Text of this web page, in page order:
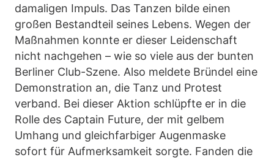
damaligen Impuls. Das Tanzen bilde einen
großen Bestandteil seines Lebens. Wegen der
Maßnahmen konnte er dieser Leidenschaft
nicht nachgehen – wie so viele aus der bunten
Berliner Club-Szene. Also meldete Bründel eine
Demonstration an, die Tanz und Protest
verband. Bei dieser Aktion schlüpfte er in die
Rolle des Captain Future, der mit gelbem
Umhang und gleichfarbiger Augenmaske
sofort für Aufmerksamkeit sorgte. Fanden die